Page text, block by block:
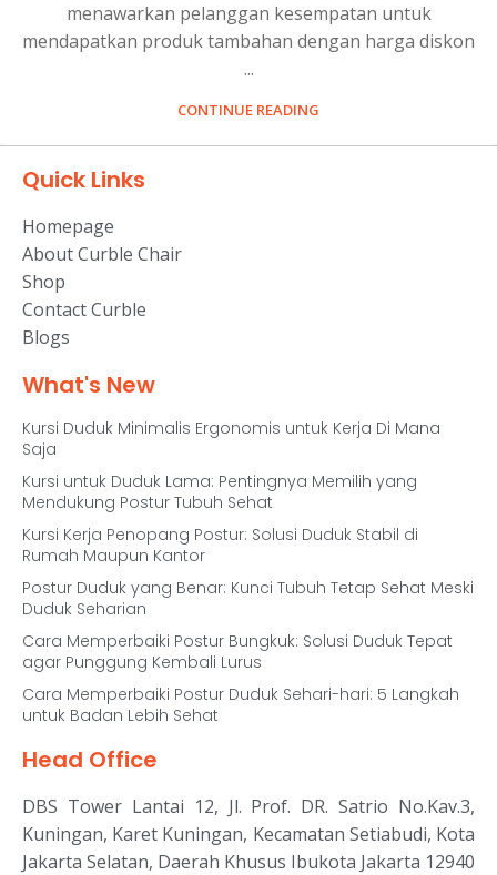
menawarkan pelanggan kesempatan untuk
mendapatkan produk tambahan dengan harga diskon
...
CONTINUE READING
Quick Links
Homepage
About Curble Chair
Shop
Contact Curble
Blogs
What's New
Kursi Duduk Minimalis Ergonomis untuk Kerja Di Mana
Saja
Kursi untuk Duduk Lama: Pentingnya Memilih yang
Mendukung Postur Tubuh Sehat
Kursi Kerja Penopang Postur: Solusi Duduk Stabil di
Rumah Maupun Kantor
Postur Duduk yang Benar: Kunci Tubuh Tetap Sehat Meski
Duduk Seharian
Cara Memperbaiki Postur Bungkuk: Solusi Duduk Tepat
agar Punggung Kembali Lurus
Cara Memperbaiki Postur Duduk Sehari-hari: 5 Langkah
untuk Badan Lebih Sehat
Head Office
DBS Tower Lantai 12, Jl. Prof. DR. Satrio No.Kav.3,
Kuningan, Karet Kuningan, Kecamatan Setiabudi, Kota
Jakarta Selatan, Daerah Khusus Ibukota Jakarta 12940